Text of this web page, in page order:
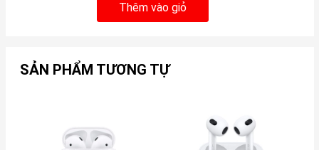
Thêm vào giỏ
SẢN PHẨM TƯƠNG TỰ